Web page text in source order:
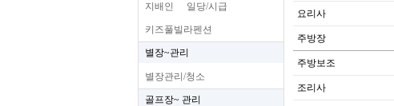
지배인 일당/시급
키즈풀빌라펜션
별장~관리
별장관리/청소
골프장~ 관리
요리사
주방장
주방보조
조리사